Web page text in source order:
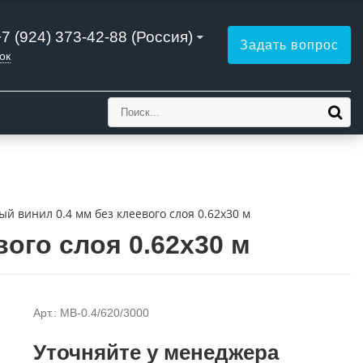
(924) 373-42-88 (Россия) Задать вопрос
винил 0.4 мм без клеевого слоя 0.62x30 м
слоя 0.62x30 м
Арт.: MB-0.4/620/3000
Уточняйте у менеджера